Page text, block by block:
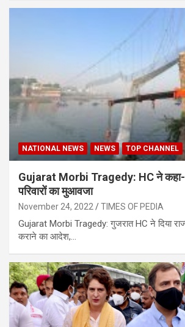
NATIONAL NEWS NEWS TOP CHANNEL
Gujarat Morbi Tragedy: HC ने कहा-
परिवारों का मुआवजा
November 24, 2022 TIMES OF PEDIA
Gujarat Morbi Tragedy: गुजरात HC ने दिया
कराने का आदेश,…